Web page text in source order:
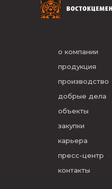
о компании
продукция
производство
добрые дела
объекты
закупки
карьера
пресс-центр
контакты